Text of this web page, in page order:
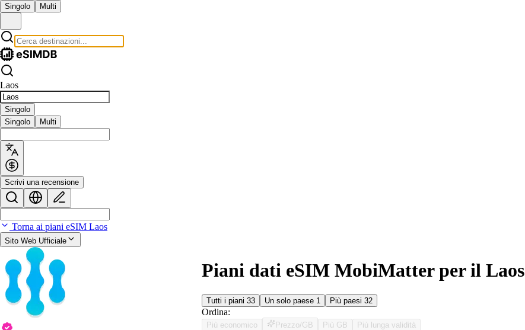
Singolo Multi
Laos
Singolo
Singolo
Multi
Scrivi una recensione
Torna ai piani eSIM Laos
Sito Web Ufficiale
Piani dati eSIM MobiMatter per il Laos
Tutti i piani 33 Un solo paese 1 Più paesi 32
Ordina:
Più economico Prezzo/GB Più GB Più lunga validità